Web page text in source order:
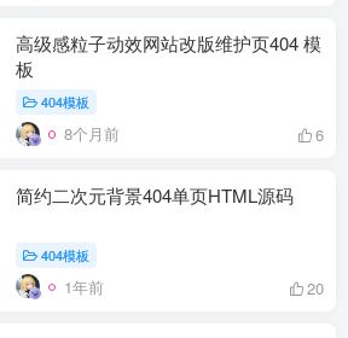
高级感粒子动效网站改版维护页404 模
板
404模板
8个月前 6
简约二次元背景404单页HTML源码
404模板
1年前 20